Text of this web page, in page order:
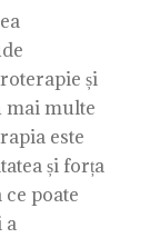
și
mai multe
este
și forța
poate
a